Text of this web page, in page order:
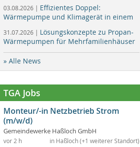
03.08.2026 | Effizientes Doppel:
Wärmepumpe und Klimagerät in einem
31.07.2026 | Lösungskonzepte zu Propan-
Wärmepumpen für Mehrfamilienhäuser
» Alle News
TGA Jobs
Monteur/-in Netzbetrieb Strom
(m/w/d)
Gemeindewerke Haßloch GmbH
in Haßloch (+1 weiterer Standort)
vor 2 h